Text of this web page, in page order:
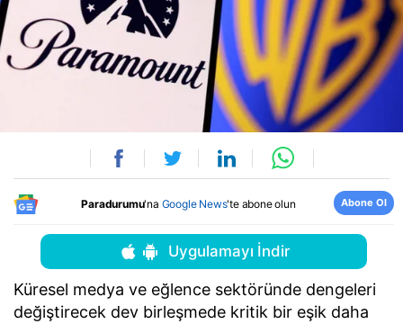
Paradurumu'na Google News'te abone olun Abone Ol
Uygulamayı İndir
Küresel medya ve eğlence sektöründe dengeleri
değiştirecek dev birleşmede kritik bir eşik daha